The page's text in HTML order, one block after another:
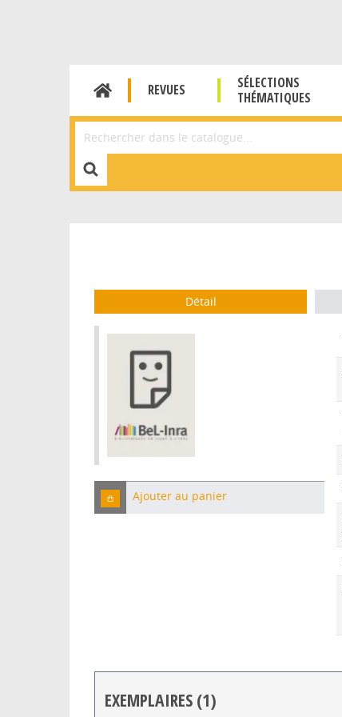
REVUES
SÉLECTIONS
THÉMATIQUES
Affiner la Recherche
Détail
Ajouter au panier
EXEMPLAIRES (1)